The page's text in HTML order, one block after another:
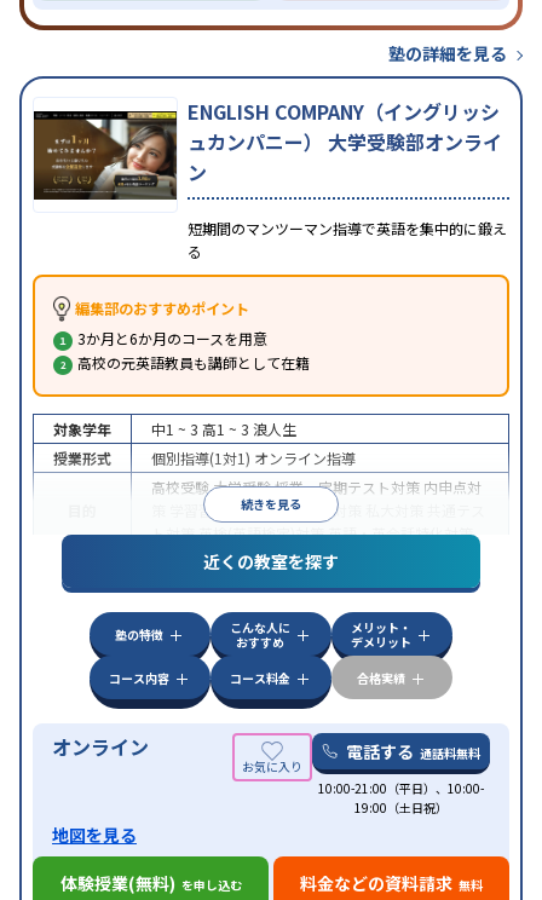
塾の詳細を見る
ENGLISH COMPANY（イングリッシ
ュカンパニー） 大学受験部オンライ
ン
短期間のマンツーマン指導で英語を集中的に鍛え
る
編集部のおすすめポイント
3か月と6か月のコースを用意
高校の元英語教員も講師として在籍
続きを見る
対象学年 中1 ~ 3 高1 ~ 3 浪人生
授業形式
個別指導(1対1) オンライン指導
高校受験大学受験授業・定期テスト対策 内申点対
学習習慣の定着国公立大対策
ト対策英検(英語検定)対策英語・英会話特化対策
特徴
中高一貫校生に対応授業の振替可能
学習にPC・タブレットを利用オンライン対応1
科目から受講可能
近くの教室を探す
塾の特徴
こんな人に
おすすめ
メリット・
デメリット
コース内容
コース料金 合格実績
オンライン 電話する 通話料無料
10:00-21:00（平日）、10:00-
19:00（土日祝）
地図を見る
体験授業(無料) を申し込む 料金などの資料請求 無料